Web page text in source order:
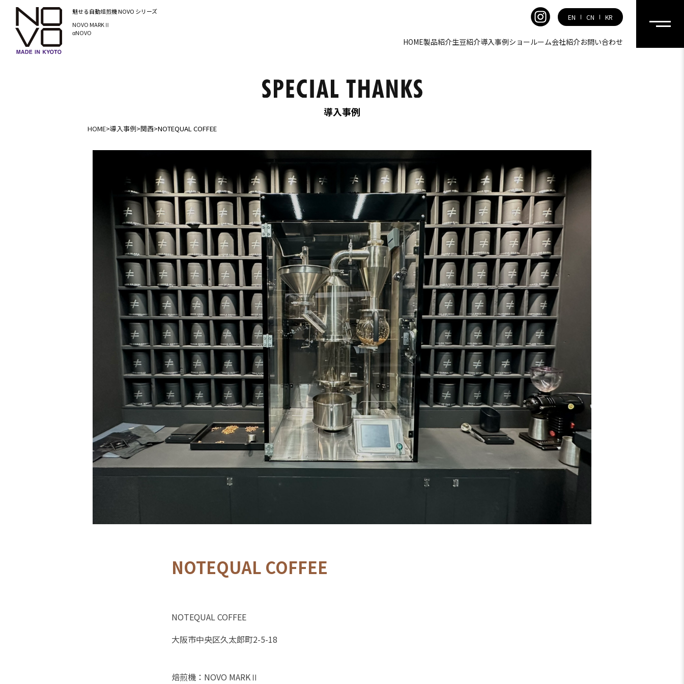
魅せる自動焙煎機NOVO シリーズ
NOVO MARKⅡ
αNOVO
EN CN KR
HOME製品紹介生豆紹介導入事例ショールーム会社紹介お問い合わせ
導入事例
HOME>導入事例>関西>NOTEQUAL COFFEE
NOTEQUAL COFFEE
NOTEQUAL COFFEE
大阪市中央区久太郎町2-5-18
焙煎機：NOVO MARKⅡ